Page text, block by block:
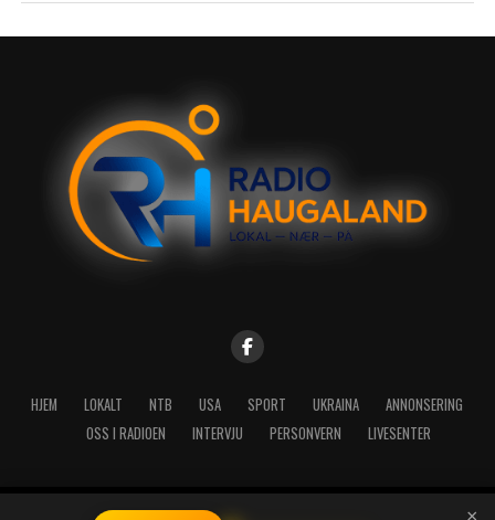
HJEM LOKALT NTB USA SPORT UKRAINA
ANNONSERING
OSS I RADIOEN
INTERVJU PERSONVERN LIVESENTER